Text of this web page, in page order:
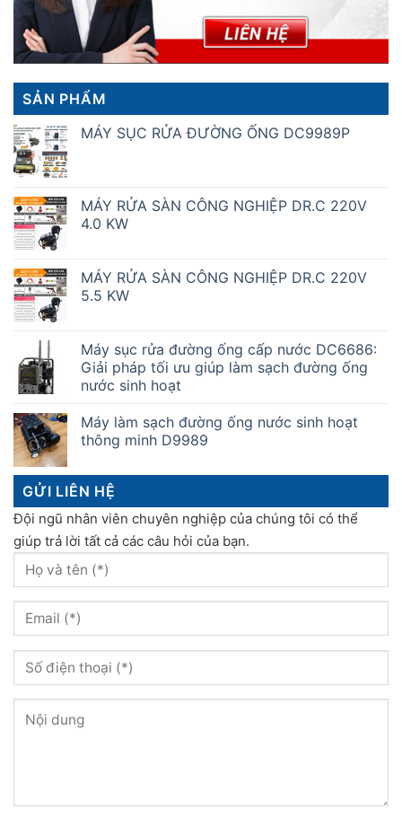
SẢN PHẨM
MÁY SỤC RỬA ĐƯỜNG ỐNG DC9989P
MÁY RỬA SÀN CÔNG NGHIỆP DR.C 220V
4.0 KW
MÁY RỬA SÀN CÔNG NGHIỆP DR.C 220V
5.5 KW
Máy sục rửa đường ống cấp nước DC6686:
Giải pháp tối ưu giúp làm sạch đường ống
nước sinh hoạt
Máy làm sạch đường ống nước sinh hoạt
thông minh D9989
GỬI LIÊN HỆ
Đội ngũ nhân viên chuyên nghiệp của chúng tôi có thể
giúp trả lời tất cả các câu hỏi của bạn.